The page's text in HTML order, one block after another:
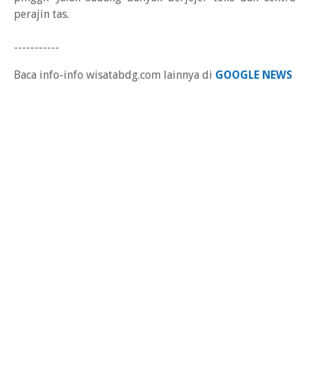
perajin tas.
-----------
Baca info-info wisatabdg.com lainnya di GOOGLE NEWS